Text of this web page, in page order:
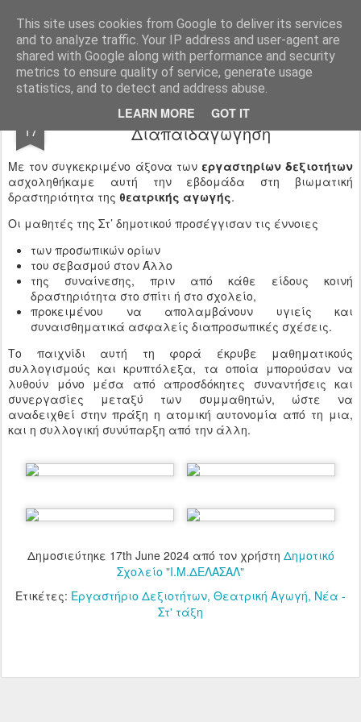
This site uses cookies from Google to deliver its services
and to analyze traffic. Your IP address and user-agent are
shared with Google along with performance and security
metrics to ensure quality of service, generate usage
statistics, and to detect and address abuse.
LEARN MORE GOT IT
Ιδιωτικό Δημοτικό Σχολείο "Ι.Μ.ΔΕΛΑΣΑΛ"
17
Ευ Ζην και Σεξουαλική
Διαπαιδαγώγηση
Με τον συγκεκριμένο άξονα των εργαστηρίων δεξιοτήτων
ασχοληθήκαμε αυτή την εβδομάδα στη βιωματική
δραστηριότητα της θεατρικής αγωγής.
Οι μαθητές της Στ’ δημοτικού προσέγγισαν τις έννοιες
των προσωπικών ορίων
του σεβασμού στον Άλλο
της συναίνεσης, πριν από κάθε είδους κοινή
δραστηριότητα στο σπίτι ή στο σχολείο,
προκειμένου να απολαμβάνουν υγιείς και
συναισθηματικά ασφαλείς διαπροσωπικές σχέσεις.
Το παιχνίδι αυτή τη φορά έκρυβε μαθηματικούς
συλλογισμούς και κρυπτόλεξα, τα οποία μπορούσαν να
λυθούν μόνο μέσα από απροσδόκητες συναντήσεις και
συνεργασίες μεταξύ των συμμαθητών, ώστε να
αναδειχθεί στην πράξη η ατομική αυτονομία από τη μια,
και η συλλογική συνύπαρξη από την άλλη.
Δημοσιεύτηκε 17th June 2024από τον χρήστη Δημοτικό
Σχολείο "Ι.Μ.ΔΕΛΑΣΑΛ"
Ετικέτες: Εργαστήριο Δεξιοτήτων Θεατρική Αγωγή Νέα -
Στ' τάξη